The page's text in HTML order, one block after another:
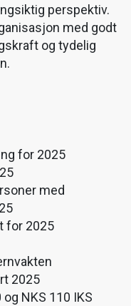
perspektiv.
med godt
og tydelig
for 2025
med
for 2025
2025
NKS 110 IKS